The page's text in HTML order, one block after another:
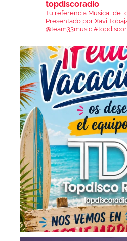
topdiscoradio
Tu referencia Musical de
Presentado por Xavi
@team33music